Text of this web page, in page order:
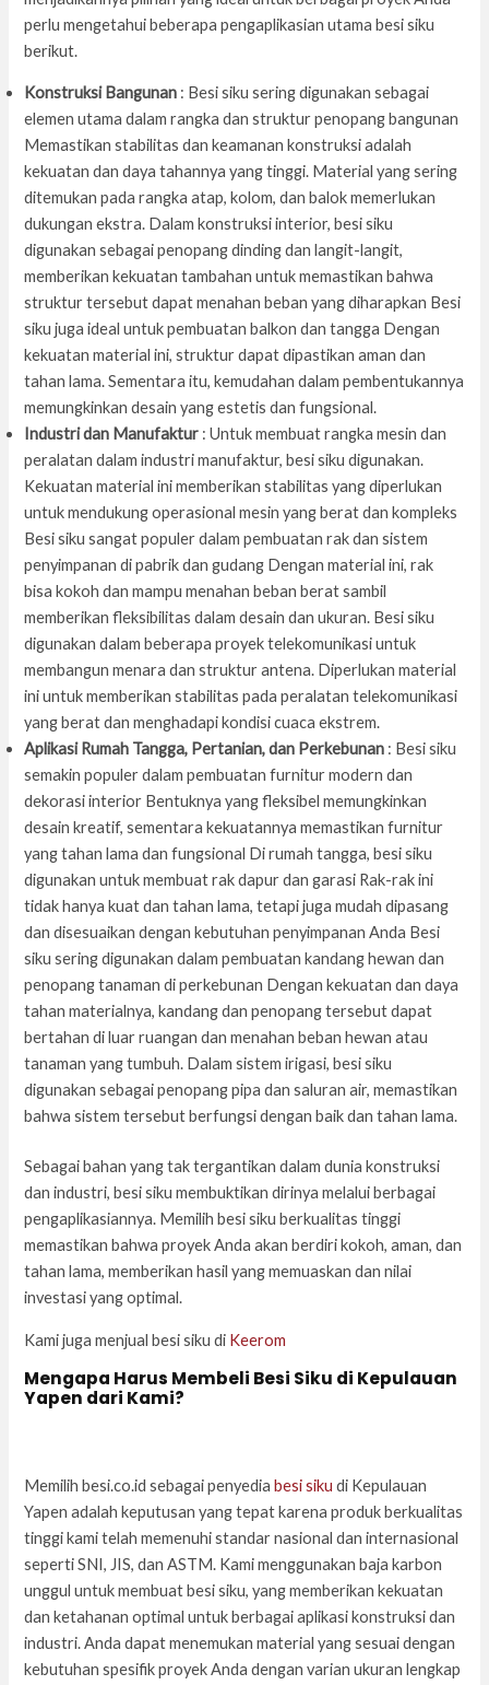
perlu mengetahui beberapa pengaplikasian utama besi siku
berikut.
Konstruksi Bangunan : Besi siku sering digunakan sebagai
elemen utama dalam rangka dan struktur penopang bangunan
Memastikan stabilitas dan keamanan konstruksi adalah
kekuatan dan daya tahannya yang tinggi. Material yang sering
ditemukan pada rangka atap, kolom, dan balok memerlukan
dukungan ekstra. Dalam konstruksi interior, besi siku
digunakan sebagai penopang dinding dan langit-langit,
memberikan kekuatan tambahan untuk memastikan bahwa
struktur tersebut dapat menahan beban yang diharapkan Besi
siku juga ideal untuk pembuatan balkon dan tangga Dengan
kekuatan material ini, struktur dapat dipastikan aman dan
tahan lama. Sementara itu, kemudahan dalam pembentukannya
memungkinkan desain yang estetis dan fungsional.
Industri dan Manufaktur : Untuk membuat rangka mesin dan
peralatan dalam industri manufaktur, besi siku digunakan.
Kekuatan material ini memberikan stabilitas yang diperlukan
untuk mendukung operasional mesin yang berat dan kompleks
Besi siku sangat populer dalam pembuatan rak dan sistem
penyimpanan di pabrik dan gudang Dengan material ini, rak
bisa kokoh dan mampu menahan beban berat sambil
memberikan fleksibilitas dalam desain dan ukuran. Besi siku
digunakan dalam beberapa proyek telekomunikasi untuk
membangun menara dan struktur antena. Diperlukan material
ini untuk memberikan stabilitas pada peralatan telekomunikasi
yang berat dan menghadapi kondisi cuaca ekstrem.
Aplikasi Rumah Tangga, Pertanian, dan Perkebunan : Besi siku
semakin populer dalam pembuatan furnitur modern dan
dekorasi interior Bentuknya yang fleksibel memungkinkan
desain kreatif, sementara kekuatannya memastikan furnitur
yang tahan lama dan fungsional Di rumah tangga, besi siku
digunakan untuk membuat rak dapur dan garasi Rak-rak ini
tidak hanya kuat dan tahan lama, tetapi juga mudah dipasang
dan disesuaikan dengan kebutuhan penyimpanan Anda Besi
siku sering digunakan dalam pembuatan kandang hewan dan
penopang tanaman di perkebunan Dengan kekuatan dan daya
tahan materialnya, kandang dan penopang tersebut dapat
bertahan di luar ruangan dan menahan beban hewan atau
tanaman yang tumbuh. Dalam sistem irigasi, besi siku
digunakan sebagai penopang pipa dan saluran air, memastikan
bahwa sistem tersebut berfungsi dengan baik dan tahan lama.
Sebagai bahan yang tak tergantikan dalam dunia konstruksi
dan industri, besi siku membuktikan dirinya melalui berbagai
pengaplikasiannya. Memilih besi siku berkualitas tinggi
memastikan bahwa proyek Anda akan berdiri kokoh, aman, dan
tahan lama, memberikan hasil yang memuaskan dan nilai
investasi yang optimal.
Kami juga menjual besi siku di Keerom
Mengapa Harus Membeli Besi Siku di Kepulauan
Yapen dari Kami?
Memilih besi.co.id sebagai penyediabesi siku di Kepulauan
Yapen adalah keputusan yang tepat karena produk berkualitas
tinggi kami telah memenuhi standar nasional dan internasional
seperti SNI, JIS, dan ASTM. Kami menggunakan baja karbon
unggul untuk membuat besi siku, yang memberikan kekuatan
dan ketahanan optimal untuk berbagai aplikasi konstruksi dan
industri. Anda dapat menemukan material yang sesuai dengan
kebutuhan spesifik proyek Anda dengan varian ukuran lengkap